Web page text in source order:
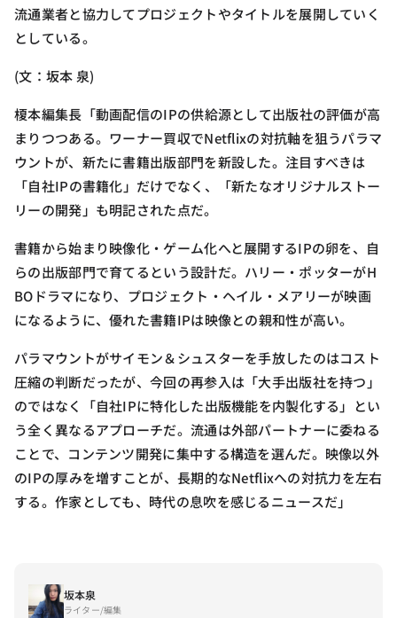
流通業者と協力してプロジェクトやタイトルを展開していく
としている。
(文：坂本 泉)
榎本編集長「動画配信のIPの供給源として出版社の評価が高
まりつつある。ワーナー買収でNetflixの対抗軸を狙うパラマ
ウントが、新たに書籍出版部門を新設した。注目すべきは
「自社IPの書籍化」だけでなく、「新たなオリジナルストー
リーの開発」も明記された点だ。
書籍から始まり映像化・ゲーム化へと展開するIPの卵を、自
らの出版部門で育てるという設計だ。ハリー・ポッターがH
BOドラマになり、プロジェクト・ヘイル・メアリーが映画
になるように、優れた書籍IPは映像との親和性が高い。
パラマウントがサイモン＆シュスターを手放したのはコスト
圧縮の判断だったが、今回の再参入は「大手出版社を持つ」
のではなく「自社IPに特化した出版機能を内製化する」とい
う全く異なるアプローチだ。流通は外部パートナーに委ねる
ことで、コンテンツ開発に集中する構造を選んだ。映像以外
のIPの厚みを増すことが、長期的なNetflixへの対抗力を左右
する。作家としても、時代の息吹を感じるニュースだ」
坂本泉
ライター/編集